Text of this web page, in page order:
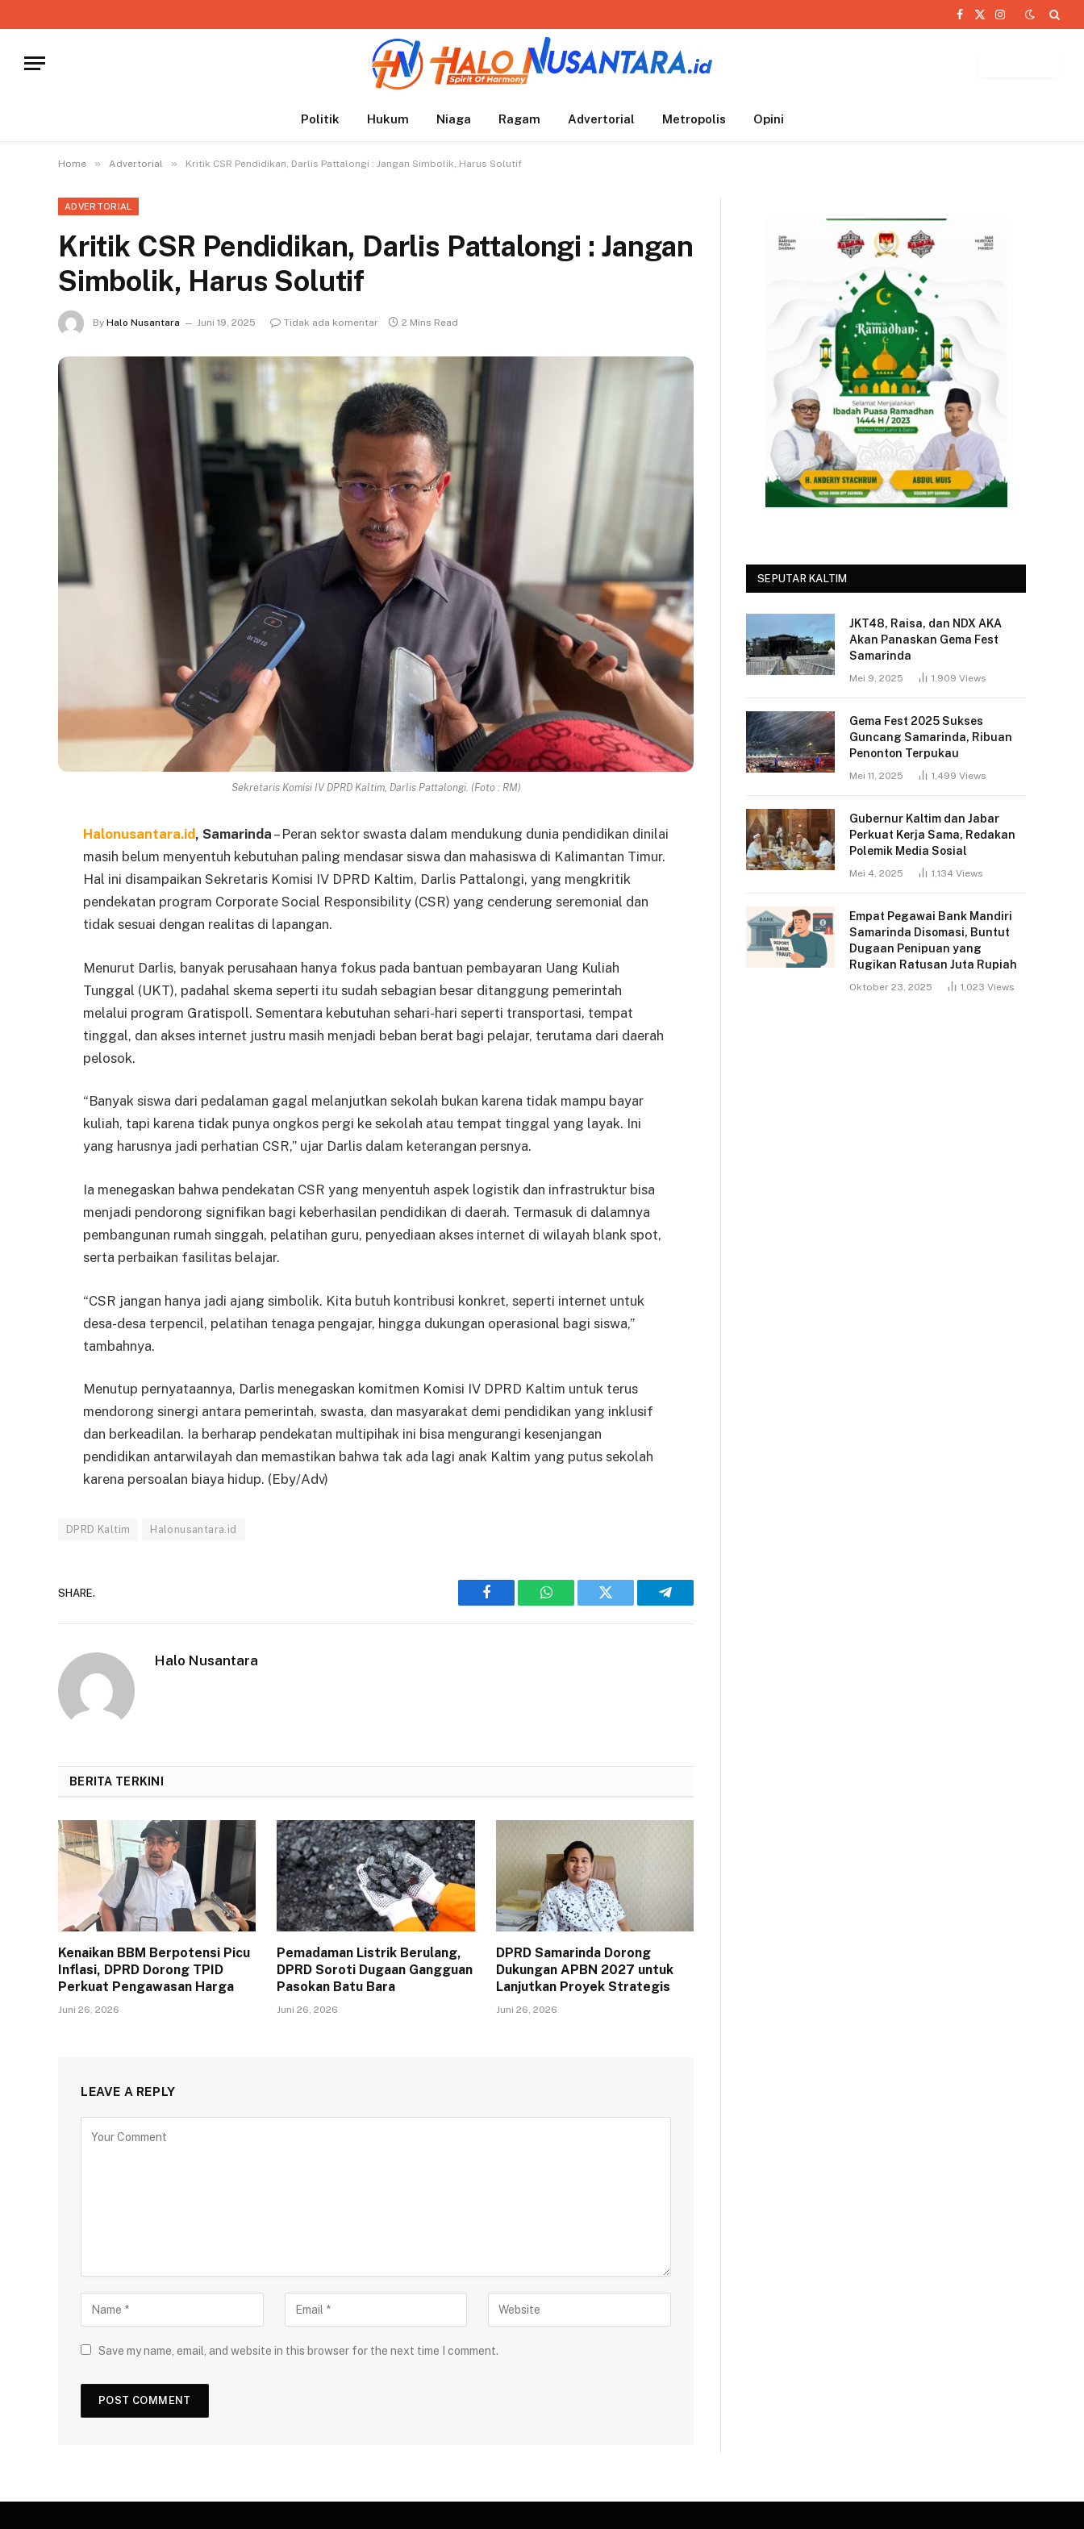
Facebook
X
Instagram
Politik Hukum Niaga Ragam Advertorial Metropolis Opini
Home » Advertorial » Kritik CSR Pendidikan, Darlis Pattalongi : Jangan Simbolik, Harus Solutif
ADVERTORIAL
Kritik CSR Pendidikan, Darlis Pattalongi : Jangan
Simbolik, Harus Solutif
By Halo Nusantara Juni 19, 2025 Tidak ada komentar 2 Mins Read
Sekretaris Komisi IV DPRD Kaltim, Darlis Pattalongi. (Foto : RM)
Halonusantara.id, Samarinda – Peran sektor swasta dalam mendukung dunia pendidikan dinilai
masih belum menyentuh kebutuhan paling mendasar siswa dan mahasiswa di Kalimantan Timur.
Hal ini disampaikan Sekretaris Komisi IV DPRD Kaltim, Darlis Pattalongi, yang mengkritik
pendekatan program Corporate Social Responsibility (CSR) yang cenderung seremonial dan
tidak sesuai dengan realitas di lapangan.
Menurut Darlis, banyak perusahaan hanya fokus pada bantuan pembayaran Uang Kuliah
Tunggal (UKT), padahal skema seperti itu sudah sebagian besar ditanggung pemerintah
melalui program Gratispoll. Sementara kebutuhan sehari-hari seperti transportasi, tempat
tinggal, dan akses internet justru masih menjadi beban berat bagi pelajar, terutama dari daerah
pelosok.
“Banyak siswa dari pedalaman gagal melanjutkan sekolah bukan karena tidak mampu bayar
kuliah, tapi karena tidak punya ongkos pergi ke sekolah atau tempat tinggal yang layak. Ini
yang harusnya jadi perhatian CSR,” ujar Darlis dalam keterangan persnya.
Ia menegaskan bahwa pendekatan CSR yang menyentuh aspek logistik dan infrastruktur bisa
menjadi pendorong signifikan bagi keberhasilan pendidikan di daerah. Termasuk di dalamnya
pembangunan rumah singgah, pelatihan guru, penyediaan akses internet di wilayah blank spot,
serta perbaikan fasilitas belajar.
“CSR jangan hanya jadi ajang simbolik. Kita butuh kontribusi konkret, seperti internet untuk
desa-desa terpencil, pelatihan tenaga pengajar, hingga dukungan operasional bagi siswa,”
tambahnya.
Menutup pernyataannya, Darlis menegaskan komitmen Komisi IV DPRD Kaltim untuk terus
mendorong sinergi antara pemerintah, swasta, dan masyarakat demi pendidikan yang inklusif
dan berkeadilan. Ia berharap pendekatan multipihak ini bisa mengurangi kesenjangan
pendidikan antarwilayah dan memastikan bahwa tak ada lagi anak Kaltim yang putus sekolah
karena persoalan biaya hidup. (Eby/Adv)
DPRD Kaltim Halonusantara.id
SHARE.
Facebook WhatsAppTwitter Telegram
Halo Nusantara
BERITA TERKINI
Kenaikan BBM Berpotensi Picu
Inflasi, DPRD Dorong TPID
Perkuat Pengawasan Harga
Juni 26, 2026
Pemadaman Listrik Berulang,
DPRD Soroti Dugaan Gangguan
Pasokan Batu Bara
Juni 26, 2026
DPRD Samarinda Dorong
Dukungan APBN 2027 untuk
Lanjutkan Proyek Strategis
Juni 26, 2026
LEAVE A REPLY
Save my name, email, and website in this browser for the next time I comment.
SEPUTAR KALTIM
JKT48, Raisa, dan NDX AKA
Akan Panaskan Gema Fest
Samarinda
Mei 9, 2025 1,909 Views
Gema Fest 2025 Sukses
Guncang Samarinda, Ribuan
Penonton Terpukau
Mei 11, 2025 1,499 Views
Gubernur Kaltim dan Jabar
Perkuat Kerja Sama, Redakan
Polemik Media Sosial
Mei 4, 2025 1,134 Views
Empat Pegawai Bank Mandiri
Samarinda Disomasi, Buntut
Dugaan Penipuan yang
Rugikan Ratusan Juta Rupiah
Oktober 23, 2025 1,023 Views